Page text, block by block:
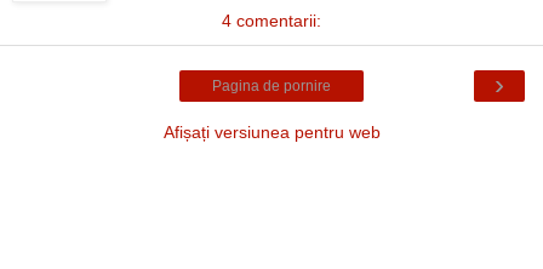
4 comentarii:
›
Pagina de pornire
Afișați versiunea pentru web